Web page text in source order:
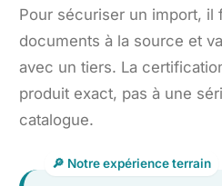
Pour sécuriser un import, il
documents à la source et
avec un tiers. La
produit exact, pas à une
catalogue.